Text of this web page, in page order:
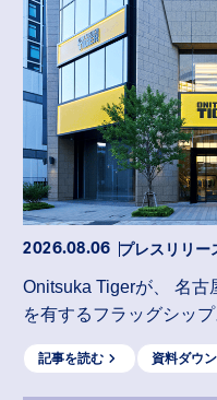
2026.08.06 プレスリリー
Onitsuka Tigerが、 名
を有するフラッグシッ
記事を読む 資料ダウ